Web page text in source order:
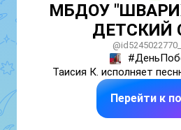
МБДОУ
ДЕТСКИЙ
Таисия К. исполняет
Перейти к